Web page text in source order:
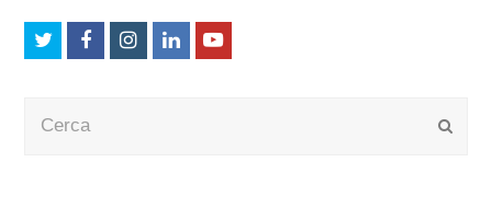
TwitterFacebookInstagram
LinkedInYoutube